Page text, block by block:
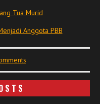
Tua Murid
Anggota PBB